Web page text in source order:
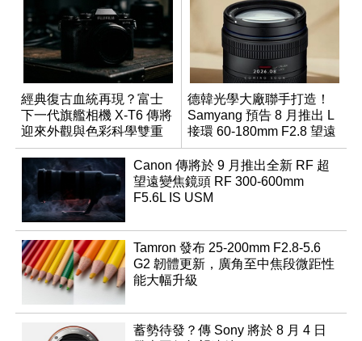
經典復古血統再現？富士
下一代旗艦相機 X-T6 傳將
迎來外觀與色彩科學雙重
優化
德韓光學大廠聯手打造！
Samyang 預告 8 月推出 L
接環 60-180mm F2.8 望遠
變焦鏡
Canon 傳將於 9 月推出全新 RF 超
望遠變焦鏡頭 RF 300-600mm
F5.6L IS USM
Tamron 發布 25-200mm F2.8-5.6
G2 韌體更新，廣角至中焦段微距性
能大幅升級
蓄勢待發？傳 Sony 將於 8 月 4 日